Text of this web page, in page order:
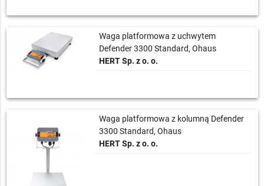
Waga platformowa z uchwytem
Defender 3300 Standard, Ohaus
HERT Sp. z o. o.
Waga platformowa z kolumną Defender
3300 Standard, Ohaus
HERT Sp. z o. o.